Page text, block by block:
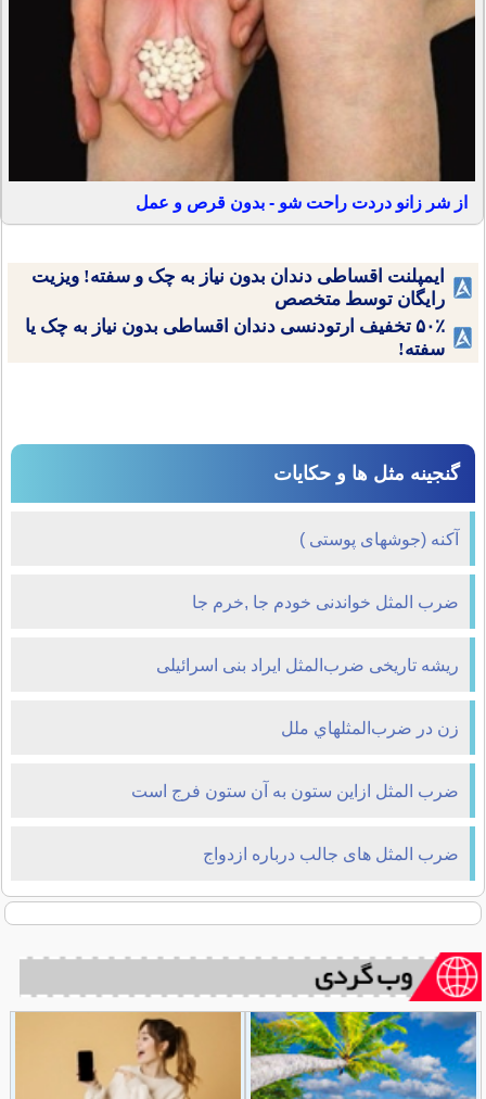
از شر زانو دردت راحت شو - بدون قرص و عمل
ایمپلنت اقساطی دندان بدون نیاز به چک و سفته! ویزیت
رایگان توسط متخصص
۵۰٪ تخفیف ارتودنسی دندان اقساطی بدون نیاز به چک یا
سفته!
گنجینه مثل ها و حکایات
آکنه (جوشهای پوستی )
ضرب المثل خواندنی خودم جا ,خرم جا
ریشه تاریخی ضرب‌المثل ایراد بنی اسرائیلی
زن در ضرب‌المثلهاي ملل
ضرب المثل ازاین ستون به آن ستون فرج است
ضرب المثل های جالب درباره ازدواج